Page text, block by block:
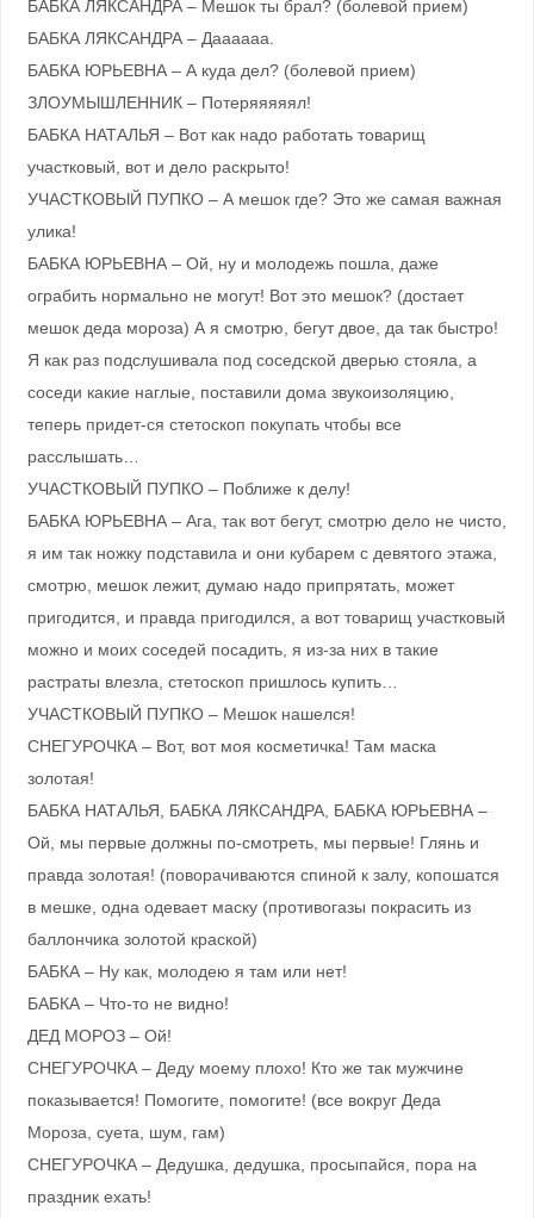
БАБКА ЛЯКСАНДРА – Мешок ты брал? (болевой прием)
БАБКА ЛЯКСАНДРА – Даааааа.
БАБКА ЮРЬЕВНА – А куда дел? (болевой прием)
ЗЛОУМЫШЛЕННИК – Потеряяяяял!
БАБКА НАТАЛЬЯ – Вот как надо работать товарищ
участковый, вот и дело раскрыто!
УЧАСТКОВЫЙ ПУПКО – А мешок где? Это же самая важная
улика!
БАБКА ЮРЬЕВНА – Ой, ну и молодежь пошла, даже
ограбить нормально не могут! Вот это мешок? (достает
мешок деда мороза) А я смотрю, бегут двое, да так быстро!
Я как раз подслушивала под соседской дверью стояла, а
соседи какие наглые, поставили дома звукоизоляцию,
теперь придет-ся стетоскоп покупать чтобы все
расслышать…
УЧАСТКОВЫЙ ПУПКО – Поближе к делу!
БАБКА ЮРЬЕВНА – Ага, так вот бегут, смотрю дело не чисто,
я им так ножку подставила и они кубарем с девятого этажа,
смотрю, мешок лежит, думаю надо припрятать, может
пригодится, и правда пригодился, а вот товарищ участковый
можно и моих соседей посадить, я из-за них в такие
растраты влезла, стетоскоп пришлось купить…
УЧАСТКОВЫЙ ПУПКО – Мешок нашелся!
СНЕГУРОЧКА – Вот, вот моя косметичка! Там маска
золотая!
БАБКА НАТАЛЬЯ, БАБКА ЛЯКСАНДРА, БАБКА ЮРЬЕВНА –
Ой, мы первые должны по-смотреть, мы первые! Глянь и
правда золотая! (поворачиваются спиной к залу, копошатся
в мешке, одна одевает маску (противогазы покрасить из
баллончика золотой краской)
БАБКА – Ну как, молодею я там или нет!
БАБКА – Что-то не видно!
ДЕД МОРОЗ – Ой!
СНЕГУРОЧКА – Деду моему плохо! Кто же так мужчине
показывается! Помогите, помогите! (все вокруг Деда
Мороза, суета, шум, гам)
СНЕГУРОЧКА – Дедушка, дедушка, просыпайся, пора на
праздник ехать!